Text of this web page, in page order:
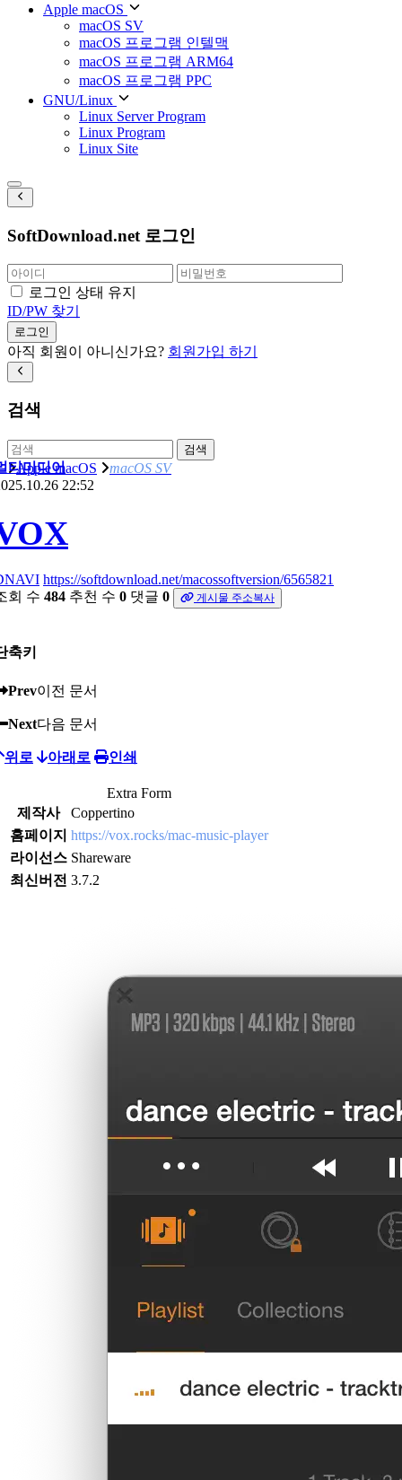
Apple macOS
macOS SV
macOS 프로그램 인텔맥
macOS 프로그램 ARM64
macOS 프로그램 PPC
GNU/Linux
Linux Server Program
Linux Program
Linux Site
SoftDownload.net 로그인
로그인 상태 유지
ID/PW 찾기
로그인
아직 회원이 아니신가요? 회원가입 하기
검색
검색
Apple macOS macOS SV
티미디어
22:52
https://softdownload.net/macossoftversion/6565821
회 수 484 추천 수 0 댓글 0 게시물 주소복사
축키
Prev이전 문서
Next다음 문서
위로 아래로 인쇄
Extra Form
제작사
Coppertino
홈페이지 https://vox.rocks/mac-music-player
라이선스 Shareware
최신버전 3.7.2